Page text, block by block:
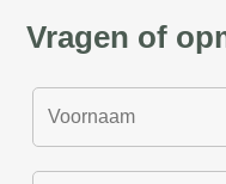
Vragen of